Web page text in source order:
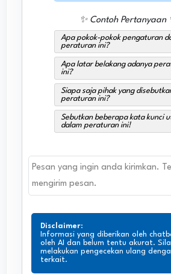
✨ Contoh Pertanyaan
Apa pokok-pokok pengaturan
peraturan ini?
Apa latar belakang adanya
ini?
Siapa saja pihak yang
peraturan ini?
Sebutkan beberapa kata kunci
dalam peraturan ini!
Disclaimer:
Informasi yang diberikan oleh
oleh AI dan belum tentu akurat.
melakukan pengecekan ulang
terkait.